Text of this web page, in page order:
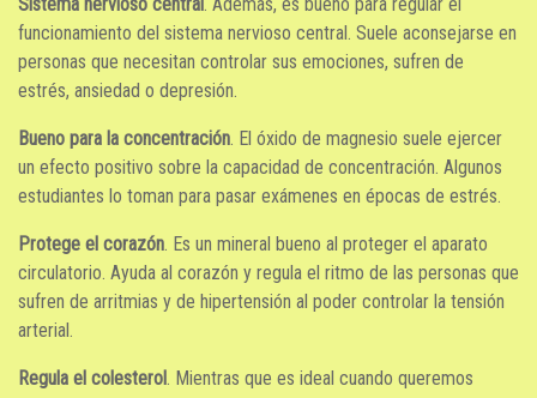
funcionamiento del sistema nervioso central. Suele aconsejarse en
personas que necesitan controlar sus emociones, sufren de
estrés, ansiedad o depresión.
Bueno para la concentración. El óxido de magnesio suele ejercer
un efecto positivo sobre la capacidad de concentración. Algunos
estudiantes lo toman para pasar exámenes en épocas de estrés.
Protege el corazón. Es un mineral bueno al proteger el aparato
circulatorio. Ayuda al corazón y regula el ritmo de las personas que
sufren de arritmias y de hipertensión al poder controlar la tensión
arterial.
Regula el colesterol. Mientras que es ideal cuando queremos